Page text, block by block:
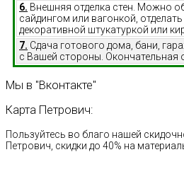
6. Внешняя отделка стен. Можно
сайдингом или вагонкой, отделать
декоративной штукатуркой или
7. Сдача готового дома, бани,
с Вашей стороны. Окончательная
Мы в "Вконтакте"
Карта Петрович:
Пользуйтесь во благо нашей
Петрович, скидки до 40% на